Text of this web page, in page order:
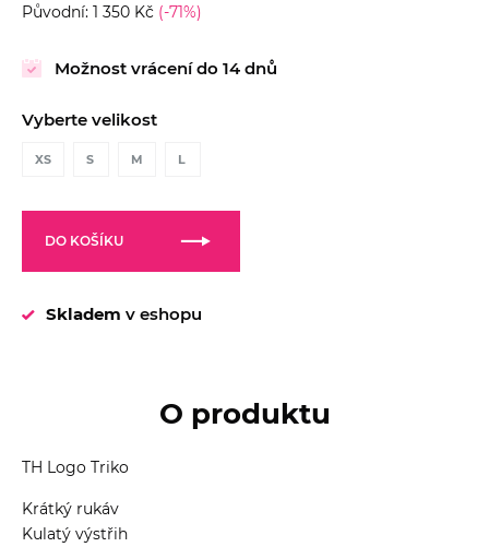
Původní: 1 350 Kč (-71%)
Možnost vrácení do 14 dnů
Vyberte velikost
XS S M L
DO KOŠÍKU
Skladem v eshopu
O produktu
TH Logo Triko
Krátký rukáv
Kulatý výstřih